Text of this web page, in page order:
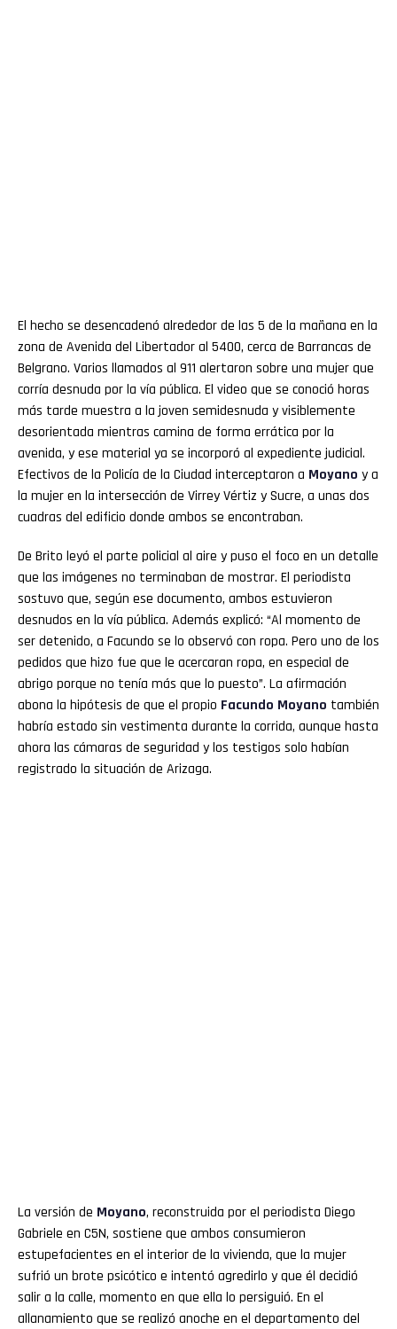
El hecho se desencadenó alrededor de las 5 de la mañana en la
zona de Avenida del Libertador al 5400, cerca de Barrancas de
Belgrano. Varios llamados al 911 alertaron sobre una mujer que
corría desnuda por la vía pública. El video que se conoció horas
más tarde muestra a la joven semidesnuda y visiblemente
desorientada mientras camina de forma errática por la
avenida, y ese material ya se incorporó al expediente judicial.
Efectivos de la Policía de la Ciudad interceptaron a Moyano y a
la mujer en la intersección de Virrey Vértiz y Sucre, a unas dos
cuadras del edificio donde ambos se encontraban.
De Brito leyó el parte policial al aire y puso el foco en un detalle
que las imágenes no terminaban de mostrar. El periodista
sostuvo que, según ese documento, ambos estuvieron
desnudos en la vía pública. Además explicó: “Al momento de
ser detenido, a Facundo se lo observó con ropa. Pero uno de los
pedidos que hizo fue que le acercaran ropa, en especial de
abrigo porque no tenía más que lo puesto”. La afirmación
abona la hipótesis de que el propio Facundo Moyano también
habría estado sin vestimenta durante la corrida, aunque hasta
ahora las cámaras de seguridad y los testigos solo habían
registrado la situación de Arizaga.
La versión de Moyano, reconstruida por el periodista Diego
Gabriele en C5N, sostiene que ambos consumieron
estupefacientes en el interior de la vivienda, que la mujer
sufrió un brote psicótico e intentó agredirlo y que él decidió
salir a la calle, momento en que ella lo persiguió. En el
allanamiento que se realizó anoche en el departamento del